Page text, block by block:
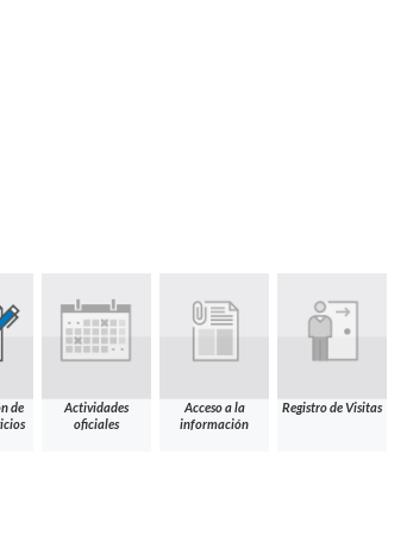
de
Actividades
oficiales
Acceso a la
información
Registro de Visitas